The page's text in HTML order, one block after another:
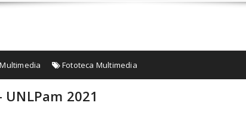
Multimedia Fototeca Multimedia
2021